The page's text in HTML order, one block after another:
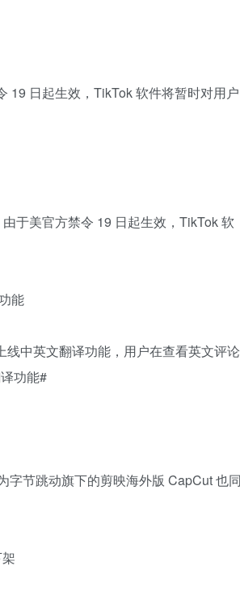
19 日起生效，TikTok 软件将暂时对用户
于美官方禁令 19 日起生效，TikTok 软
能
中英文翻译功能，用户在查看英文评论
功能#
字节跳动旗下的剪映海外版 CapCut 也